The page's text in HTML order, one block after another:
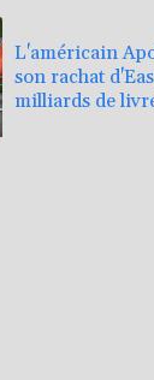
L'américain
son rachat
milliards de